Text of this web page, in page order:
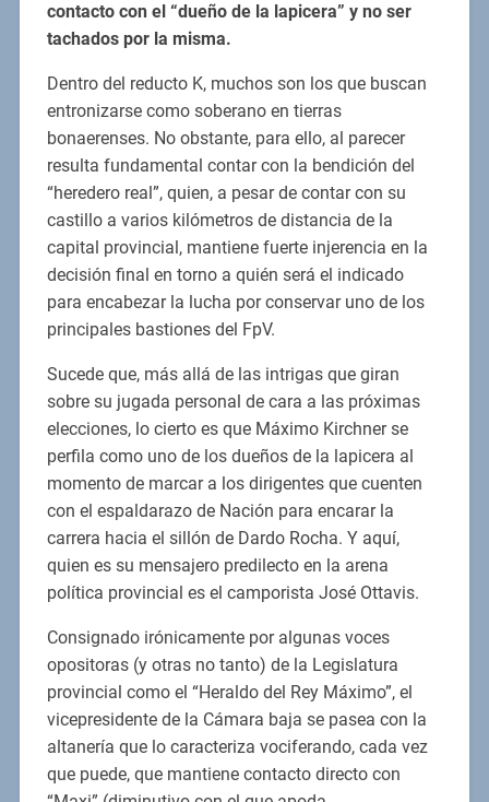
contacto con el “dueño de la lapicera” y no ser
tachados por la misma.
Dentro del reducto K, muchos son los que buscan
entronizarse como soberano en tierras
bonaerenses. No obstante, para ello, al parecer
resulta fundamental contar con la bendición del
“heredero real”, quien, a pesar de contar con su
castillo a varios kilómetros de distancia de la
capital provincial, mantiene fuerte injerencia en la
decisión final en torno a quién será el indicado
para encabezar la lucha por conservar uno de los
principales bastiones del FpV.
Sucede que, más allá de las intrigas que giran
sobre su jugada personal de cara a las próximas
elecciones, lo cierto es que Máximo Kirchner se
perfila como uno de los dueños de la lapicera al
momento de marcar a los dirigentes que cuenten
con el espaldarazo de Nación para encarar la
carrera hacia el sillón de Dardo Rocha. Y aquí,
quien es su mensajero predilecto en la arena
política provincial es el camporista José Ottavis.
Consignado irónicamente por algunas voces
opositoras (y otras no tanto) de la Legislatura
provincial como el “Heraldo del Rey Máximo”, el
vicepresidente de la Cámara baja se pasea con la
altanería que lo caracteriza vociferando, cada vez
que puede, que mantiene contacto directo con